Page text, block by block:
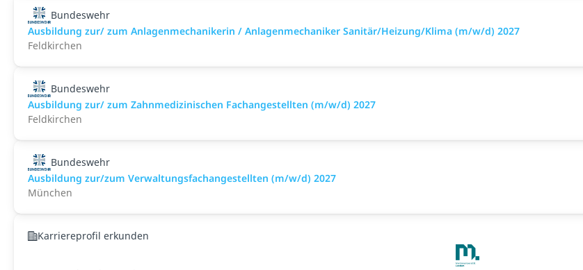
Bundeswehr
Ausbildung zur/ zum Anlagenmechanikerin / Anlagenmechaniker Sanitär/Heizung/Klima (m/w/d) 2027
Feldkirchen
Bundeswehr
Ausbildung zur/ zum Zahnmedizinischen Fachangestellten (m/w/d) 2027
Feldkirchen
Bundeswehr
Ausbildung zur/zum Verwaltungsfachangestellten (m/w/d) 2027
München
Karriereprofil erkunden